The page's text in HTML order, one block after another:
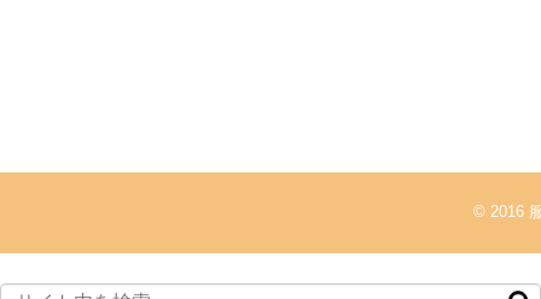
© 2016